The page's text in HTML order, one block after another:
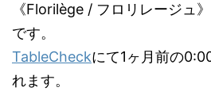
《Florilège / フロリレージュ
です。
TableCheckにて1ヶ月前の
れます。